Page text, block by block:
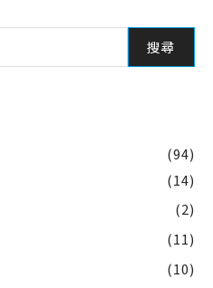
搜尋
(94)
(14)
(2)
(11)
(10)